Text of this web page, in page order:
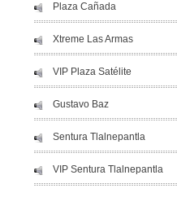
Plaza Cañada
Xtreme Las Armas
VIP Plaza Satélite
Gustavo Baz
Sentura Tlalnepantla
VIP Sentura Tlalnepantla